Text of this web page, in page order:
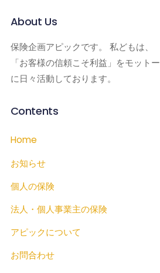
About Us
保険企画アピックです。 私どもは、
「お客様の信頼こそ利益」をモットー
に日々活動しております。
Contents
Home
お知らせ
個人の保険
法人・個人事業主の保険
アピックについて
お問合わせ